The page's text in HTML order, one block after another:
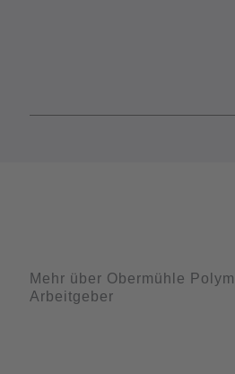
Mehr über Obermühle
Arbeitgeber